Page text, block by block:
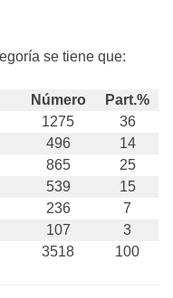
se tiene que:
Número
Part.%
1275
36
496
14
865
25
539
15
236
7
107
3
3518 100